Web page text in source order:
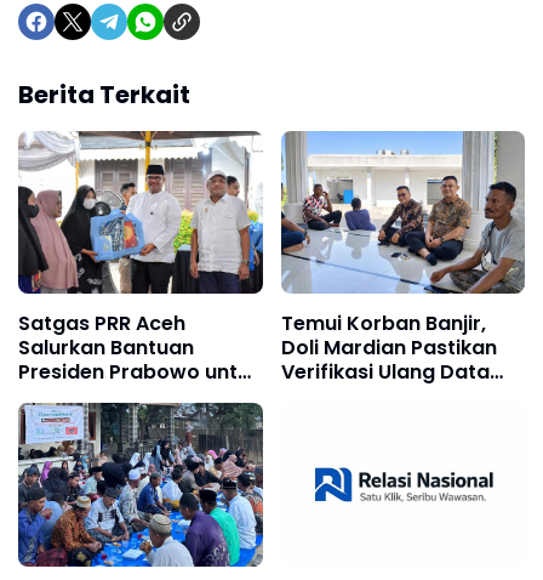
Berita Terkait
Satgas PRR Aceh
Salurkan Bantuan
Presiden Prabowo untuk
Korban Banjir Bireuen
Temui Korban Banjir,
Doli Mardian Pastikan
Verifikasi Ulang Data